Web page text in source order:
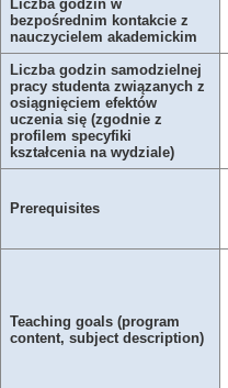
Liczba godzin w
bezpośrednim kontakcie z
nauczycielem akademickim
Liczba godzin samodzielnej
pracy studenta związanych z
osiągnięciem efektów
uczenia się (zgodnie z
profilem specyfiki
kształcenia na wydziale)
Prerequisites
Teaching goals (program
content, subject description)